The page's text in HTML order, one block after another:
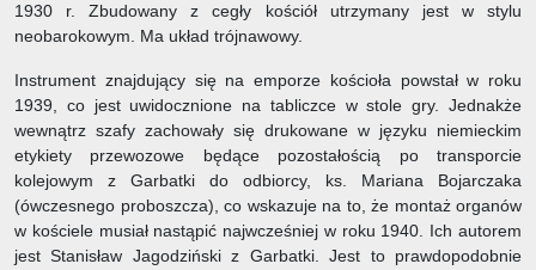
1930 r. Zbudowany z cegły kościół utrzymany jest w stylu
neobarokowym. Ma układ trójnawowy.
Instrument znajdujący się na emporze kościoła powstał w roku
1939, co jest uwidocznione na tabliczce w stole gry. Jednakże
wewnątrz szafy zachowały się drukowane w języku niemieckim
etykiety przewozowe będące pozostałością po transporcie
kolejowym z Garbatki do odbiorcy, ks. Mariana Bojarczaka
(ówczesnego proboszcza), co wskazuje na to, że montaż organów
w kościele musiał nastąpić najwcześniej w roku 1940. Ich autorem
jest Stanisław Jagodziński z Garbatki. Jest to prawdopodobnie